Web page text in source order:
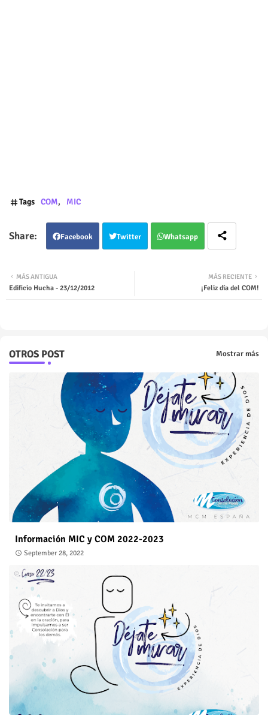
Tags COM MIC
Facebook Twitter Whatsapp
MÁS RECIENTE
¡Feliz día del COM!
MÁS ANTIGUA
Edificio Hucha - 23/12/2012
OTROS POST Mostrar más
Información MIC y COM 2022-2023
September 28, 2022